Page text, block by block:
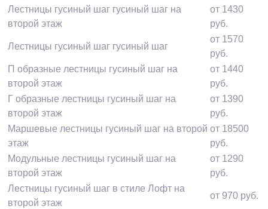
Лестницы гусиный шаг гусиный шаг на
второй этаж
от 1430
руб.
Лестницы гусиный шаг гусиный шаг
от 1570
руб.
П образные лестницы гусиный шаг на
второй этаж
от 1440
руб.
Г образные лестницы гусиный шаг на
второй этаж
от 1390
руб.
Маршевые лестницы гусиный шаг на второй
этаж
от 18500
руб.
Модульные лестницы гусиный шаг на
второй этаж
от 1290
руб.
Лестницы гусиный шаг в стиле Лофт на
второй этаж
от 970 руб.